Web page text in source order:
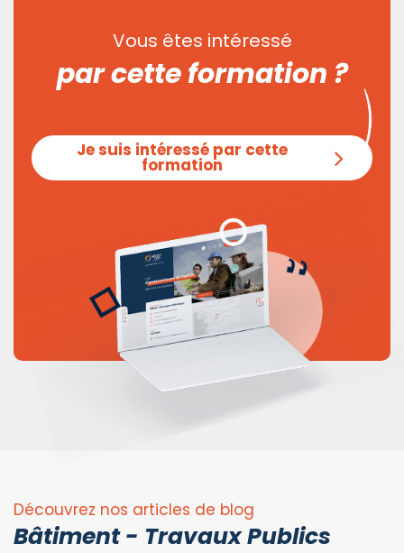
Vous êtes intéressé
par cette formation ?
Je suis intéressé par cette
formation
Découvrez nos articles de blog
Bâtiment - Travaux Publics